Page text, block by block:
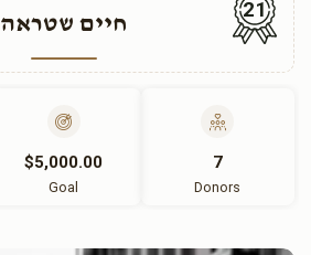
חיים שטראה
21
$5,000.00
Goal
7
Donors